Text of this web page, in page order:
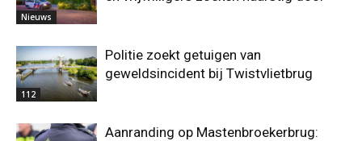
Nieuws
112
Politie zoekt getuigen van
geweldsincident bij Twistvlietbrug
Aanranding op Mastenbroekerbrug: